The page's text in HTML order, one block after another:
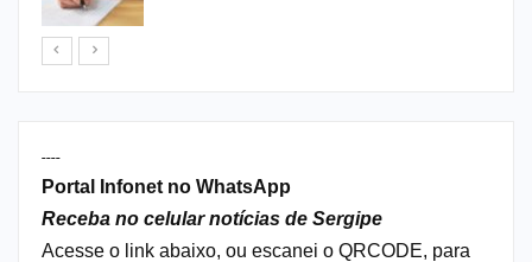
----
Portal Infonet no WhatsApp
Receba no celular notícias de Sergipe
Acesse o link abaixo, ou escanei o QRCODE, para